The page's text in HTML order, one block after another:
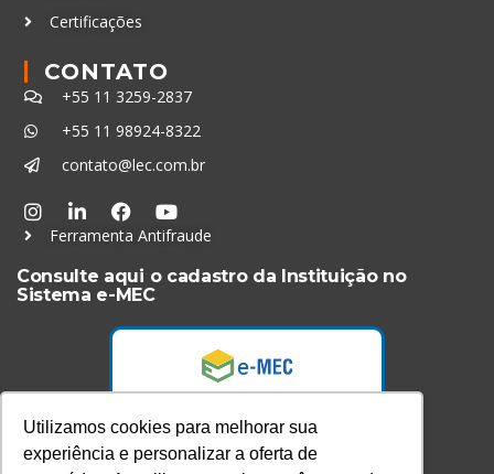
Utilizamos cookies para melhorar sua
experiência e personalizar a oferta de
Certificações
CONTATO
+55 11 3259-2837
+55 11 98924-8322
contato@lec.com.br
Ferramenta Antifraude
Consulte aqui o cadastro da Instituição no
Sistema e-MEC